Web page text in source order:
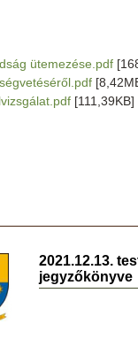
ütemezése.pdf
[111,39KB]
2021.12.13.
jegyzőkönyve